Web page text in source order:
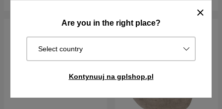
Are you in the right place?
Select country
Kontynuuj na gplshop.pl